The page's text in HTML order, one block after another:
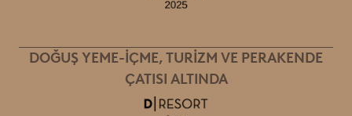
DOĞUŞ YEME-İÇME, TURIZM VE PERAKENDE
ÇATISI ALTINDA